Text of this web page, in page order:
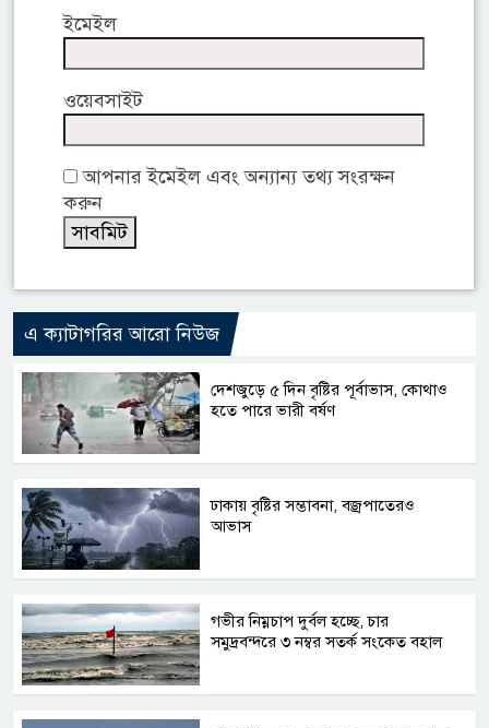
ইমেইল
ওয়েবসাইট
আপনার ইমেইল এবং অন্যান্য তথ্য সংরক্ষন
করুন
এ ক্যাটাগরির আরো নিউজ
দেশজুড়ে ৫ দিন বৃষ্টির পূর্বাভাস, কোথাও
হতে পারে ভারী বর্ষণ
ঢাকায় বৃষ্টির সম্ভাবনা, বজ্রপাতেরও
আভাস
গভীর নিম্নচাপ দুর্বল হচ্ছে, চার
সমুদ্রবন্দরে ৩ নম্বর সতর্ক সংকেত বহাল